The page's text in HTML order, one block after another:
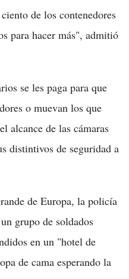
de los contenedores
para hacer más", admitió
se les paga para que
o muevan los que
alcance de las cámaras
distintivos de seguridad a
de Europa, la policía
grupo de soldados
en un "hotel de
de cama esperando la